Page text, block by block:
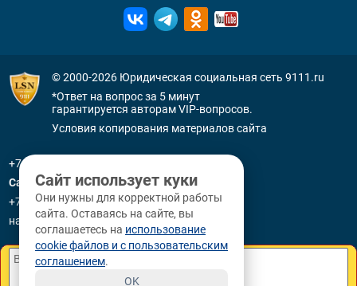
© 2000-2026 Юридическая социальная сеть 9111.ru
*Ответ на вопрос за 5 минут
гарантируется авторам VIP-вопросов.
Условия копирования материалов сайта
+7 (800) 505-91-11
Санкт-Петербург
+7 (812) 336-92-64
наб. р. Фонтанки, д. 59
Сайт использует куки
Они нужны для корректной работы
сайта. Оставаясь на сайте, вы
соглашаетесь на использование
cookie файлов и с пользовательским
соглашением.
OK